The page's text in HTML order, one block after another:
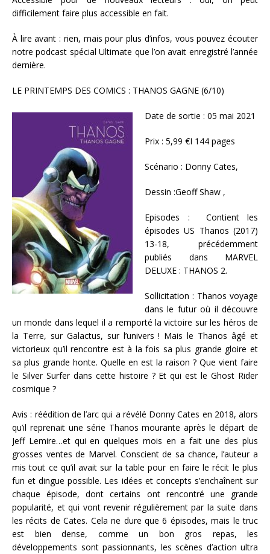
difficilement faire plus accessible en fait.
À lire avant : rien, mais pour plus d’infos, vous pouvez écouter
notre podcast spécial Ultimate que l’on avait enregistré l’année
dernière.
LE PRINTEMPS DES COMICS : THANOS GAGNE (6/10)
Date de sortie : 05 mai 2021
Prix : 5,99 €I 144 pages
Scénario : Donny Cates,
Dessin :Geoff Shaw ,
Episodes : Contient les
épisodes US Thanos (2017)
13-18, précédemment
publiés dans MARVEL
DELUXE : THANOS 2.
Sollicitation : Thanos voyage
dans le futur où il découvre
un monde dans lequel il a remporté la victoire sur les héros de
la Terre, sur Galactus, sur l’univers ! Mais le Thanos âgé et
victorieux qu’il rencontre est à la fois sa plus grande gloire et
sa plus grande honte. Quelle en est la raison ? Que vient faire
le Silver Surfer dans cette histoire ? Et qui est le Ghost Rider
cosmique ?
Avis : réédition de l’arc qui a révélé Donny Cates en 2018, alors
qu’il reprenait une série Thanos mourante après le départ de
Jeff Lemire…et qui en quelques mois en a fait une des plus
grosses ventes de Marvel. Conscient de sa chance, l’auteur a
mis tout ce qu’il avait sur la table pour en faire le récit le plus
fun et dingue possible. Les idées et concepts s’enchaînent sur
chaque épisode, dont certains ont rencontré une grande
popularité, et qui vont revenir régulièrement par la suite dans
les récits de Cates. Cela ne dure que 6 épisodes, mais le truc
est bien dense, comme un bon gros repas, les
développements sont passionnants, les scènes d’action ultra